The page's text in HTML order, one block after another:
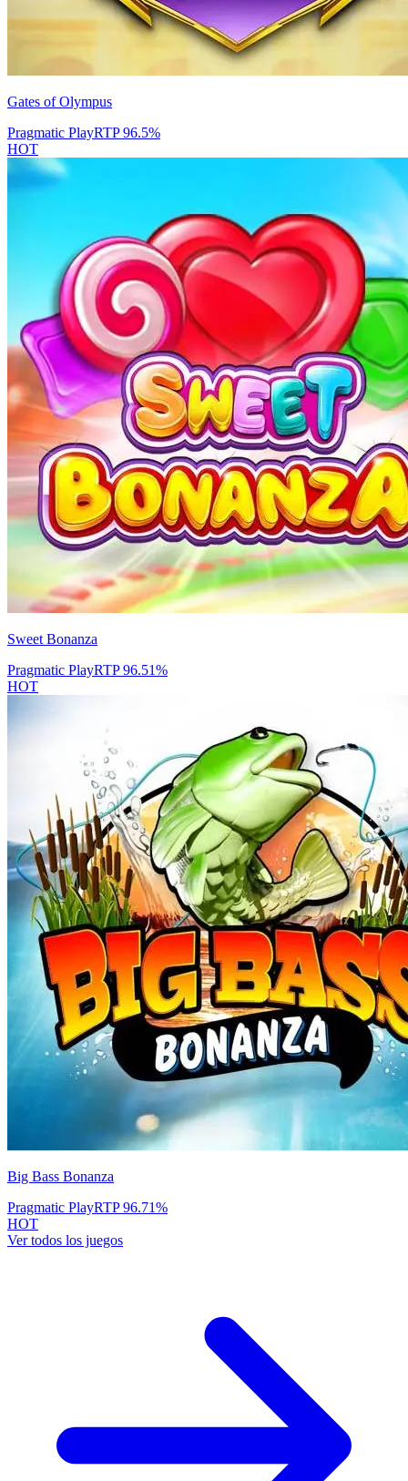
Gates of Olympus
Pragmatic PlayRTP96.5%
HOT
Sweet Bonanza
Pragmatic PlayRTP96.51%
HOT
Big Bass Bonanza
Pragmatic PlayRTP96.71%
HOT
Ver todos los juegos